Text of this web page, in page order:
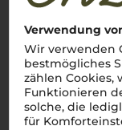
Verwendung
Wir verwenden
bestmögliches
zählen Cookies,
Funktionieren
solche, die
für
Merlot
Monica
Montepulciano
Moscato